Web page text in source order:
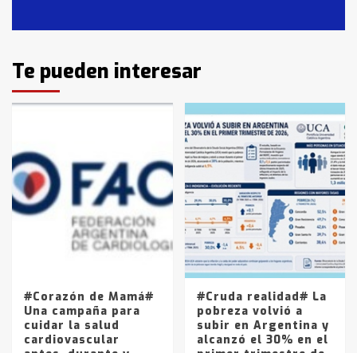
3
Identidad de los adolescentes
pampeanos que fueron
en la mañana del lunes
4
Accidente en Ruta 5: falleció un
joven de Trenque Lauquen
Los precios de los combustibles en
La Pampa, desde YPF hasta Axion
entre 857 a 1338 pesos
Te pueden interesar
#Corazón de Mamá#
Una campaña para
cuidar la salud
cardiovascular
#Cruda realidad# La
pobreza volvió a
subir en Argentina y
alcanzó el 30% en el